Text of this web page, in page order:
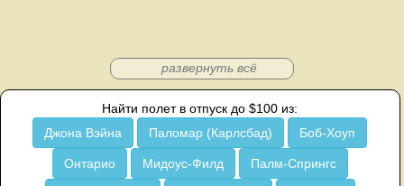
развернуть всё
Найти полет в отпуск до $100 из:
Джона Вэйна
Паломар (Карлсбад) Боб-Хоуп
Онтарио Мидоус-Филд Палм-Спрингс